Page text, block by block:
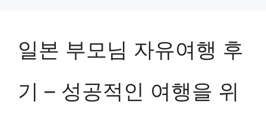
일본 부모님 자유여행 후
기 – 성공적인 여행을 위